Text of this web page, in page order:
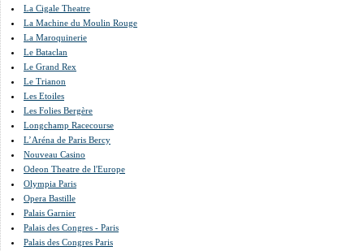
La Cigale Theatre
La Machine du Moulin Rouge
La Maroquinerie
Le Bataclan
Le Grand Rex
Le Trianon
Les Etoiles
Les Folies Bergère
Longchamp Racecourse
L’Aréna de Paris Bercy
Nouveau Casino
Odeon Theatre de l'Europe
Olympia Paris
Opera Bastille
Palais Garnier
Palais des Congres - Paris
Palais des Congres Paris